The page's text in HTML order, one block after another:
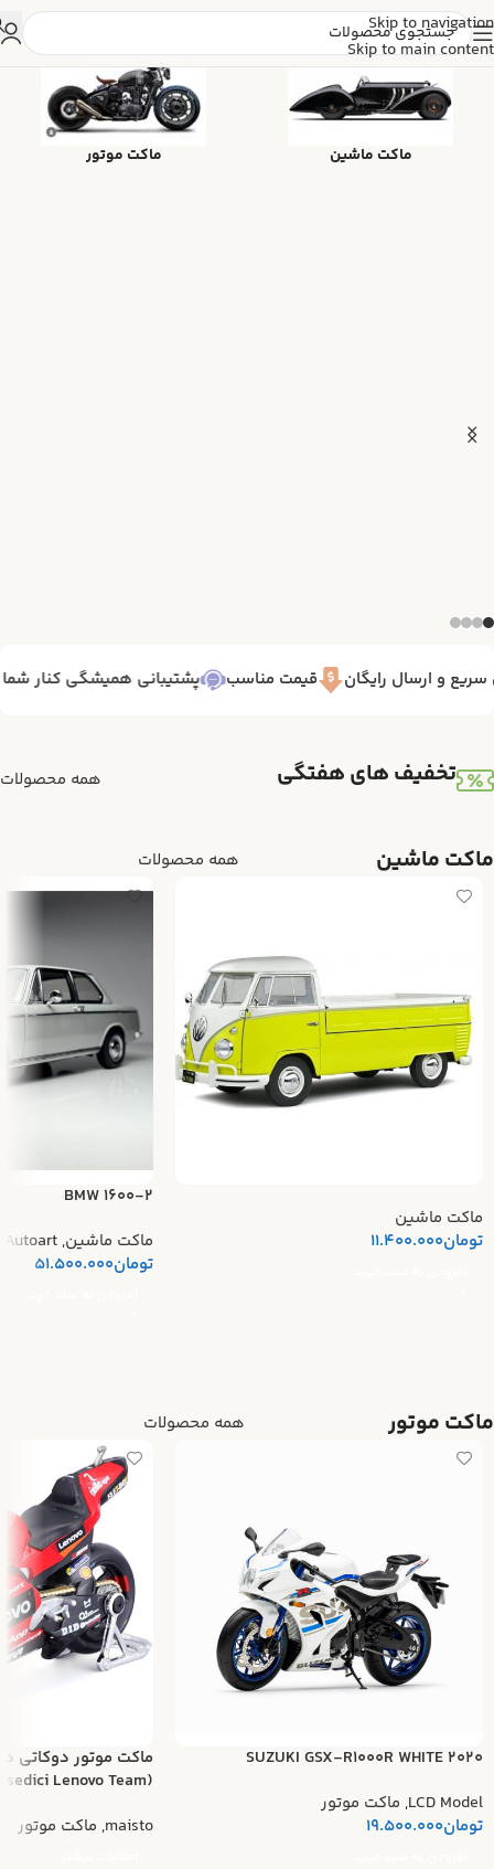
Skip to navigation
Skip to main content
ماکت ماشین ماکت موتور
پشتیبانی همیشگی کنار شما 7/24 قیمت مناسب و ارسال رایگان
تخفیف های هفتگی همه محصولات
ماکت ماشین همه محصولات
ماکت ماشین
تومان11.400.000
BMW 1600-2
ماکت ماشین,
Autoart
تومان51.500.000
ماکت موتور همه محصولات
SUZUKI GSX-R1000R WHITE 2020
LCD Model
, ماکت موتور
تومان19.500.000
ماکت موتور دوکاتی
(Ducati Desmosedici Lenovo Team)
maisto
, ماکت موتور